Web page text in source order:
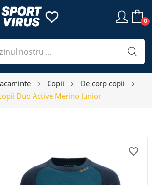
0
favorite_border
Copii
De corp copii
Duo Active Merino Junior
favorite_border